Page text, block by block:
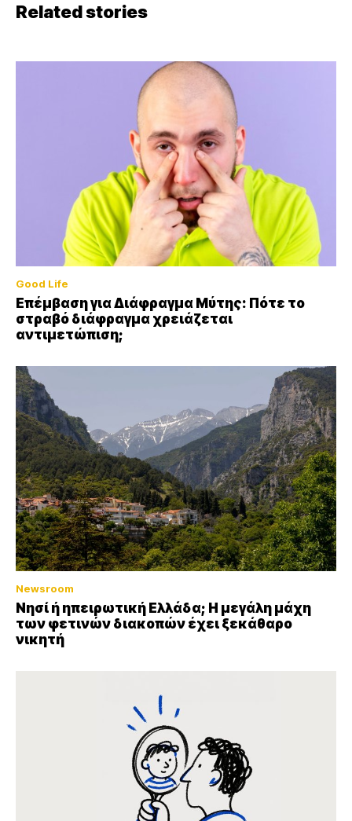
Related stories
Good Life
Επέμβαση για Διάφραγμα Μύτης: Πότε το
στραβό διάφραγμα χρειάζεται
αντιμετώπιση;
Newsroom
Νησί ή ηπειρωτική Ελλάδα; Η μεγάλη μάχη
των φετινών διακοπών έχει ξεκάθαρο
νικητή